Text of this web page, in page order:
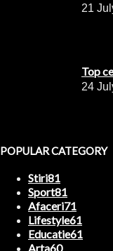
21
Top
24
POPULAR CATEGORY
Stiri81
Sport81
Afaceri71
Lifestyle61
Educatie61
Arta60